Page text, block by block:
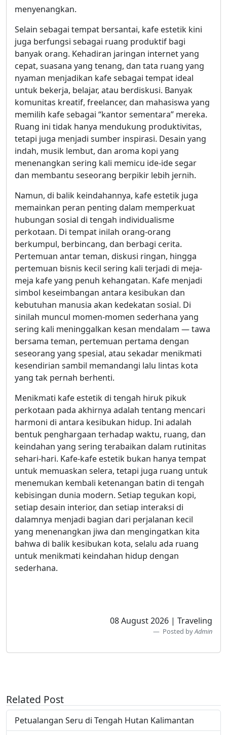
menyenangkan.
Selain sebagai tempat bersantai, kafe estetik kini
juga berfungsi sebagai ruang produktif bagi
banyak orang. Kehadiran jaringan internet yang
cepat, suasana yang tenang, dan tata ruang yang
nyaman menjadikan kafe sebagai tempat ideal
untuk bekerja, belajar, atau berdiskusi. Banyak
komunitas kreatif, freelancer, dan mahasiswa yang
memilih kafe sebagai “kantor sementara” mereka.
Ruang ini tidak hanya mendukung produktivitas,
tetapi juga menjadi sumber inspirasi. Desain yang
indah, musik lembut, dan aroma kopi yang
menenangkan sering kali memicu ide-ide segar
dan membantu seseorang berpikir lebih jernih.
Namun, di balik keindahannya, kafe estetik juga
memainkan peran penting dalam memperkuat
hubungan sosial di tengah individualisme
perkotaan. Di tempat inilah orang-orang
berkumpul, berbincang, dan berbagi cerita.
Pertemuan antar teman, diskusi ringan, hingga
pertemuan bisnis kecil sering kali terjadi di meja-
meja kafe yang penuh kehangatan. Kafe menjadi
simbol keseimbangan antara kesibukan dan
kebutuhan manusia akan kedekatan sosial. Di
sinilah muncul momen-momen sederhana yang
sering kali meninggalkan kesan mendalam — tawa
bersama teman, pertemuan pertama dengan
seseorang yang spesial, atau sekadar menikmati
kesendirian sambil memandangi lalu lintas kota
yang tak pernah berhenti.
Menikmati kafe estetik di tengah hiruk pikuk
perkotaan pada akhirnya adalah tentang mencari
harmoni di antara kesibukan hidup. Ini adalah
bentuk penghargaan terhadap waktu, ruang, dan
keindahan yang sering terabaikan dalam rutinitas
sehari-hari. Kafe-kafe estetik bukan hanya tempat
untuk memuaskan selera, tetapi juga ruang untuk
menemukan kembali ketenangan batin di tengah
kebisingan dunia modern. Setiap tegukan kopi,
setiap desain interior, dan setiap interaksi di
dalamnya menjadi bagian dari perjalanan kecil
yang menenangkan jiwa dan mengingatkan kita
bahwa di balik kesibukan kota, selalu ada ruang
untuk menikmati keindahan hidup dengan
sederhana.
08 August 2026 | Traveling
Posted byAdmin
Related Post
Petualangan Seru di Tengah Hutan Kalimantan